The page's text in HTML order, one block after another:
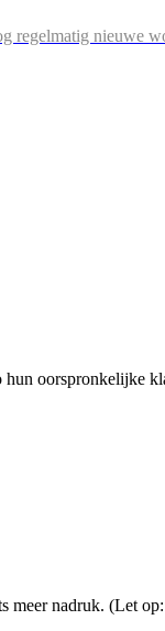
regelmatig nieuwe
oorspronkelijke
meer nadruk. (Let